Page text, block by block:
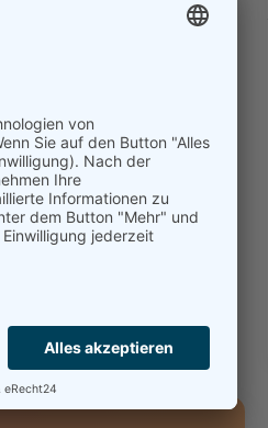
mit beruflichen Frage- und
fördern den fachlichen
stärken Sie nicht nur das
durch die Vorstellung der
Methoden.
Erfahrungen reflektieren.